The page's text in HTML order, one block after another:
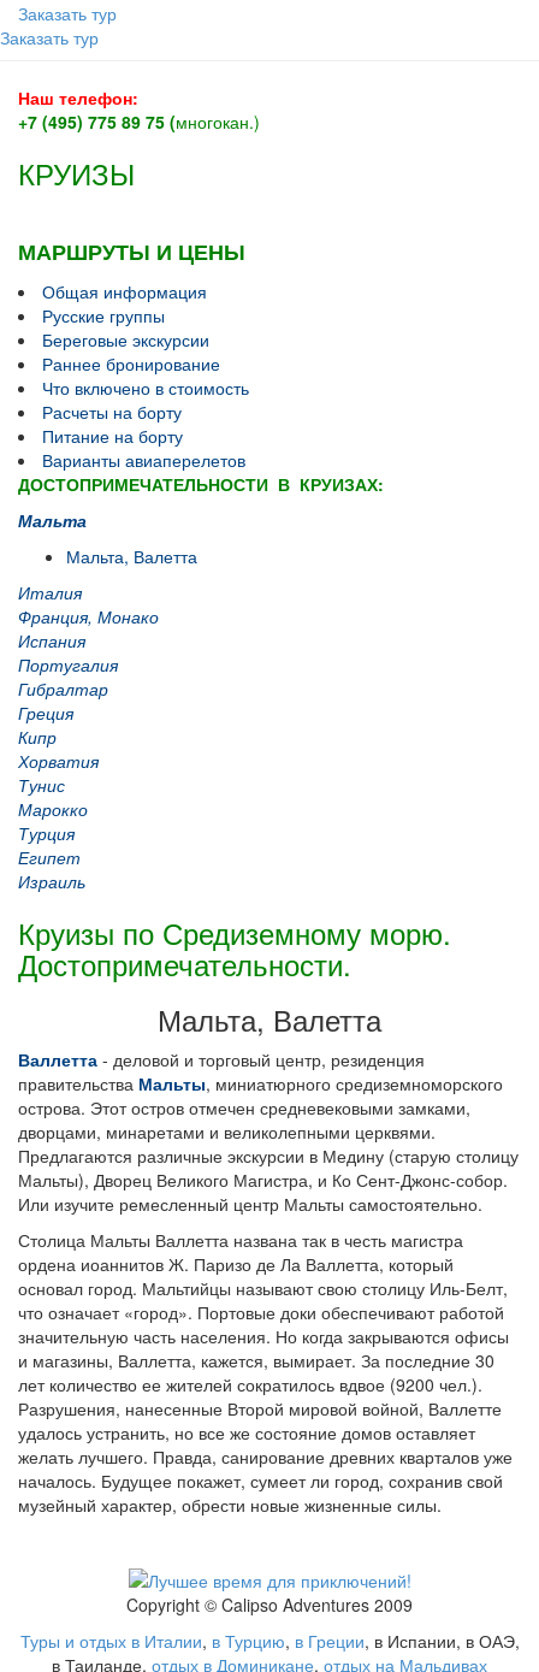
Заказать тур
Заказать тур
Наш телефон:
+7 (495) 775 89 75 (многокан.)
КРУИЗЫ
МАРШРУТЫ И ЦЕНЫ
Общая информация
Русские группы
Береговые экскурсии
Раннее бронирование
Что включено в стоимость
Расчеты на борту
Питание на борту
Варианты авиаперелетов
ДОСТОПРИМЕЧАТЕЛЬНОСТИ В КРУИЗАХ:
Мальта
Мальта, Валетта
Италия
Франция, Монако
Испания
Португалия
Гибралтар
Греция
Кипр
Хорватия
Тунис
Марокко
Турция
Египет
Израиль
Круизы по Средиземному морю.
Достопримечательности.
Мальта, Валетта
Валлетта - деловой и торговый центр, резиденция
правительства Мальты, миниатюрного средиземноморского
острова. Этот остров отмечен средневековыми замками,
дворцами, минаретами и великолепными церквями.
Предлагаются различные экскурсии в Медину (старую столицу
Мальты), Дворец Великого Магистра, и Ко Сент-Джонс-собор.
Или изучите ремесленный центр Мальты самостоятельно.
Столица Мальты Валлетта названа так в честь магистра
ордена иоаннитов Ж. Паризо де Ла Валлетта, который
основал город. Мальтийцы называют свою столицу Иль-Белт,
что означает «город». Портовые доки обеспечивают работой
значительную часть населения. Но когда закрываются офисы
и магазины, Валлетта, кажется, вымирает. За последние 30
лет количество ее жителей сократилось вдвое (9200 чел.).
Разрушения, нанесенные Второй мировой войной, Валлетте
удалось устранить, но все же состояние домов оставляет
желать лучшего. Правда, санирование древних кварталов уже
началось. Будущее покажет, сумеет ли город, сохранив свой
музейный характер, обрести новые жизненные силы.
Copyright © Calipso Adventures 2009
Туры и отдых в Италии, в Турцию, в Греции, в Испании, в ОАЭ,
в Таиланде, отдых в Доминикане, отдых на Мальдивах